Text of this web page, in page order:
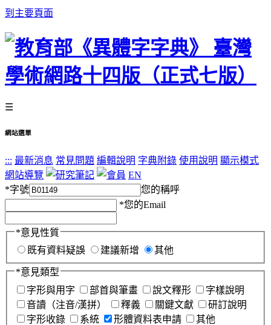
到主要頁面
☰
網站選單
::: 最新消息 常見問題 編輯說明 字典附錄 使用說明 顯示模式
網站導覽
EN
*字號
您的稱呼
*您的Email
*意見性質
既有資料疑誤
建議新增 其他
*意見類型
字形與用字
部首與筆畫 說文釋形
字樣說明
音讀（注音/漢拼）
釋義 關鍵文獻
研訂說明
字形收錄
系統 形體資料表申請 其他